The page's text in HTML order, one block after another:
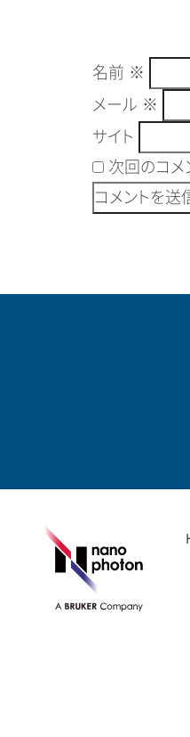
名前 ※
メール ※
サイト
次回のコメ